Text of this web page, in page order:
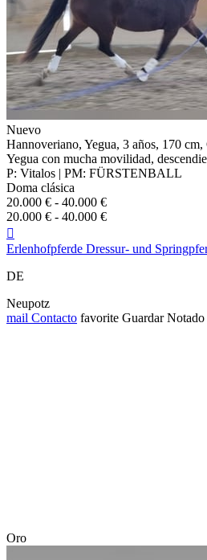
Nuevo
Hannoveriano, Yegua, 3 años, 170 cm,
Yegua con mucha movilidad,
P: Vitalos | PM: FÜRSTENBALL
Doma clásica
20.000 € - 40.000 €
20.000 € - 40.000 €

Erlenhofpferde Dressur- und
DE
Neupotz
mail Contacto favorite Guardar Notado
Oro